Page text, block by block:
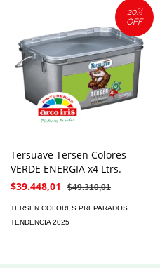
20%
OFF
Tersuave Tersen Colores
VERDE ENERGIA x4 Ltrs.
$39.448,01
$49.310,01
TERSEN COLORES PREPARADOS
TENDENCIA 2025